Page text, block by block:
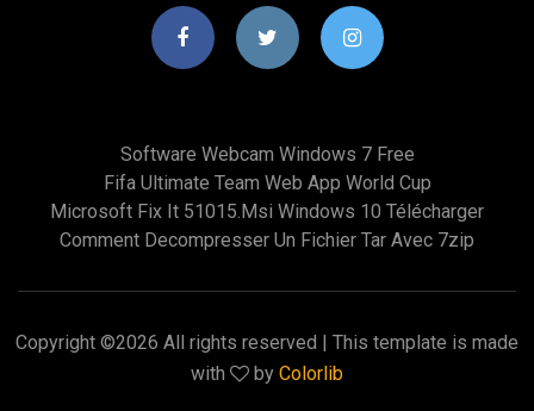
Software Webcam Windows 7 Free
Fifa Ultimate Team Web App World Cup
Microsoft Fix It 51015.msi Windows 10 Télécharger
Comment Decompresser Un Fichier Tar Avec 7zip
Copyright ©2026 All rights reserved | This template is made
with
by Colorlib